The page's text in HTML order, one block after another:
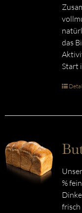
das
Start
%